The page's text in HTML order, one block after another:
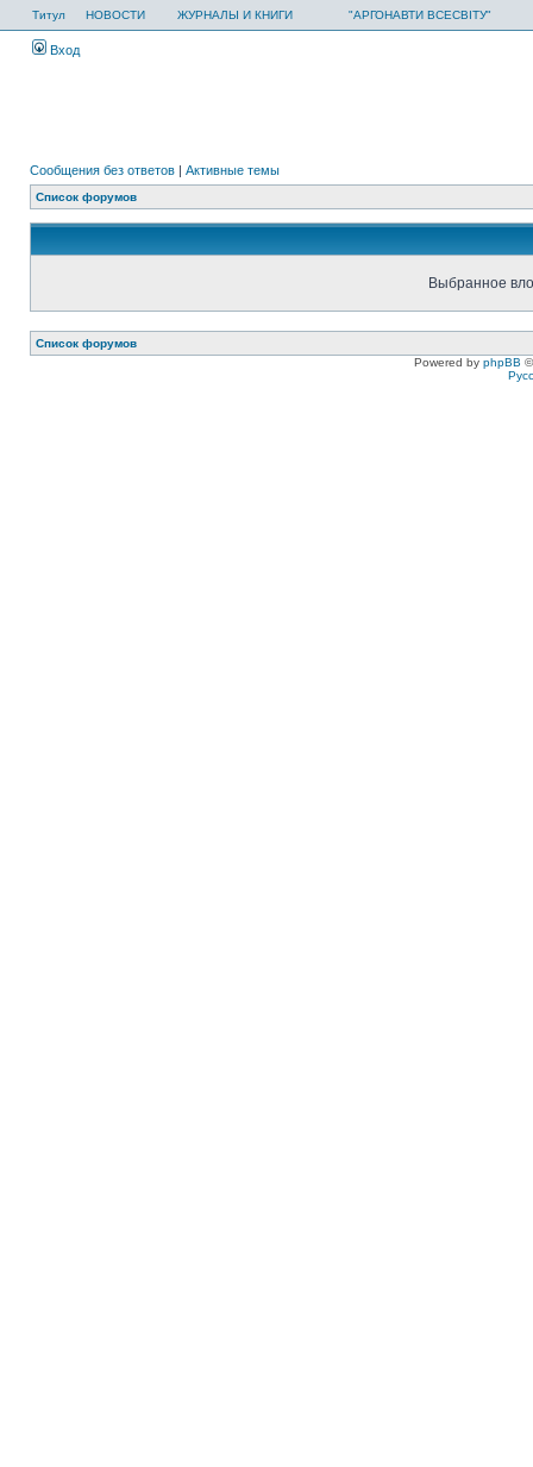
Титул НОВОСТИ ЖУРНАЛЫ И КНИГИ "АРГОНАВТИ ВСЕСВІТУ"
Вход
Сообщения без ответов | Активные темы
Список форумов
Выбранное
Список форумов
Powered by phpBB